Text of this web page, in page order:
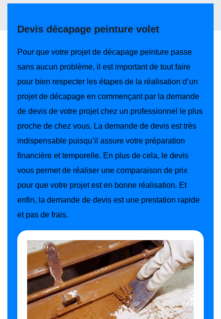
Devis décapage peinture volet
Pour que votre projet de décapage peinture passe
sans aucun problème, il est important de tout faire
pour bien respecter les étapes de la réalisation d’un
projet de décapage en commençant par la demande
de devis de votre projet chez un professionnel le plus
proche de chez vous. La demande de devis est très
indispensable puisqu’il assure votre préparation
financière et temporelle. En plus de cela, le devis
vous permet de réaliser une comparaison de prix
pour que votre projet est en bonne réalisation. Et
enfin, la demande de devis est une prestation rapide
et pas de frais.